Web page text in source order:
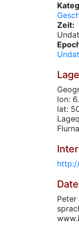
Zeit:
Lage
lon:
lat: